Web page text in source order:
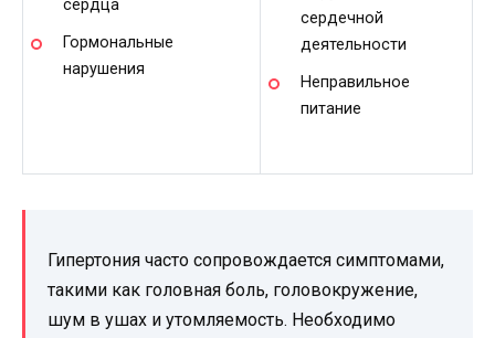
сердца
Гормональные
нарушения
сердечной
деятельности
Неправильное
питание
Гипертония часто сопровождается симптомами,
такими как головная боль, головокружение,
шум в ушах и утомляемость. Необходимо